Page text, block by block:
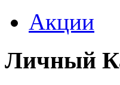
Акции
Личный